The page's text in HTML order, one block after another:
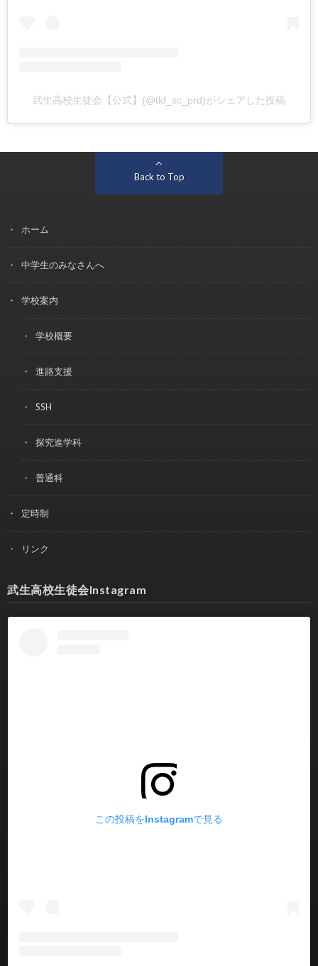
武生高校生徒会【公式】(@tkf_sc_prd)がシェアした投稿
Back to Top
ホーム
中学生のみなさんへ
学校案内
学校概要
進路支援
SSH
探究進学科
普通科
定時制
リンク
武生高校生徒会Instagram
この投稿をInstagramで見る